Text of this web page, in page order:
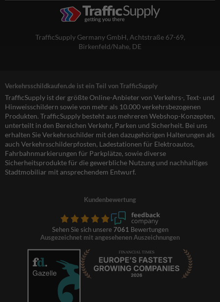
TrafficSupply Germany GmbH, Achtstraße 67-69,
Birkenfeld/Nahe, DE
Verkehrsschildkaufen.de ist ein Teil von TrafficSupply
TrafficSupply ist der größte Online-Anbieter von Verkehrs-, Text- und
Hinweisschildern sowie von mehr als 10.000 verkehrsbezogenen
Produkten. TrafficSupply besteht aus mehreren Webshop-Konzepten,
unterteilt in den Bereichen Verkehr, Parken und Sicherheit. Bei uns
erhalten Sie Verkehrsschilder mit den dazugehörigen Halterungen als
auch Verkehrsschilderpfosten, Ladestationen für Elektroautos,
Fahrbahnmarkierungen für Parkplätze, sowie diverse
Sicherheitsprodukte für die gewerbliche Nutzung und nachhaltiges
Stadtmobiliar mit ansprechendem Entwurf.
Kundenbewertung
Sehen Sie sich unsere 7061 Bewertungen
Ausgezeichnet mit angesehenen Auszeichnungen